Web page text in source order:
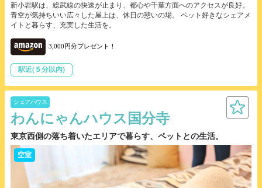
新小岩駅は、総武線の快速が止まり、都心や千葉方面へのアクセスが良好。
青空が気持ちいい広々した屋上は、休日の憩いの場。 ペット好きなシェアメ
イトと暮らす、充実した生活を。
3,000円分プレゼント！
駅近(５分以内)
シェアハウス
わんにゃんハウス国分寺
東京西側の落ち着いたエリアで暮らす、ペットとの生活。
空室